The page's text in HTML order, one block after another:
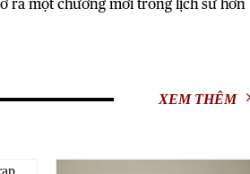
XEM THÊM